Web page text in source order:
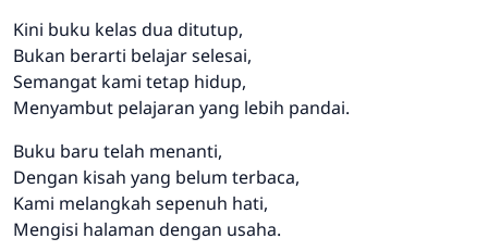
Kini buku kelas dua ditutup,
Bukan berarti belajar selesai,
Semangat kami tetap hidup,
Menyambut pelajaran yang lebih pandai.
Buku baru telah menanti,
Dengan kisah yang belum terbaca,
Kami melangkah sepenuh hati,
Mengisi halaman dengan usaha.